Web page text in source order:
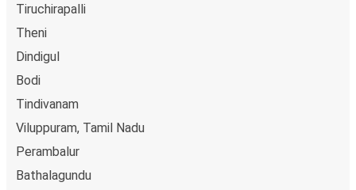
Tiruchirapalli
Theni
Dindigul
Bodi
Tindivanam
Viluppuram, Tamil Nadu
Perambalur
Bathalagundu